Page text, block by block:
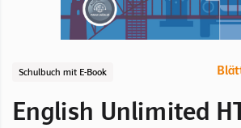
Schulbuch mit E-Book
English Unlimited